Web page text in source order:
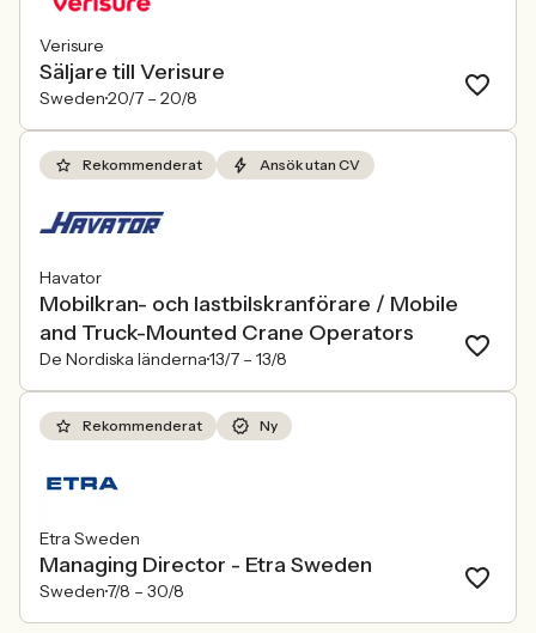
Verisure
Säljare till Verisure
Sweden20/7 – 20/8
Rekommenderat Ansök utan CV
Havator
Mobilkran- och lastbilskranförare / Mobile
and Truck-Mounted Crane Operators
De Nordiska länderna13/7 – 13/8
Rekommenderat Ny
Etra Sweden
Managing Director - Etra Sweden
Sweden7/8 – 30/8